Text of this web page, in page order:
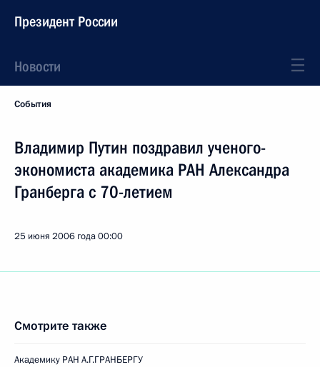
Президент России
Новости
События
Владимир Путин поздравил ученого-
экономиста академика РАН Александра
Гранберга с 70-летием
25 июня 2006 года00:00
Смотрите также
Академику РАН А.Г.ГРАНБЕРГУ